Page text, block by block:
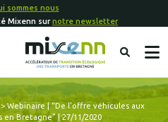
sommes nous
Mixenn surnotre newsletter
> Webinaire | “De l’offre véhicules aux
en Bretagne” | 27/11/2020